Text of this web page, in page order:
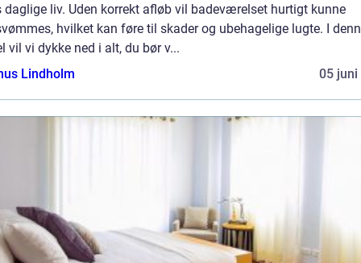
daglige liv. Uden korrekt afløb vil badeværelset hurtigt kunne
hvilket kan føre til skader og ubehagelige lugte. I
vil vi dykke ned i alt, du bør v...
Lindholm
05 juni